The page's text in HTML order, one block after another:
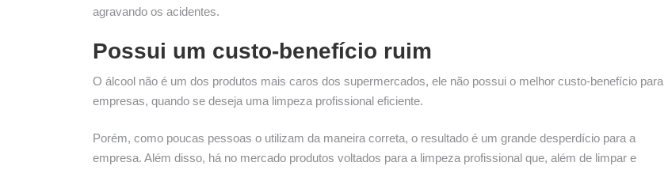
agravando os acidentes.
Possui um custo-benefício ruim
O álcool não é um dos produtos mais caros dos supermercados, ele não possui o melhor custo-benefício para
empresas, quando se deseja uma limpeza profissional eficiente.
Porém, como poucas pessoas o utilizam da maneira correta, o resultado é um grande desperdício para a
empresa. Além disso, há no mercado produtos voltados para a limpeza profissional que, além de limpar e